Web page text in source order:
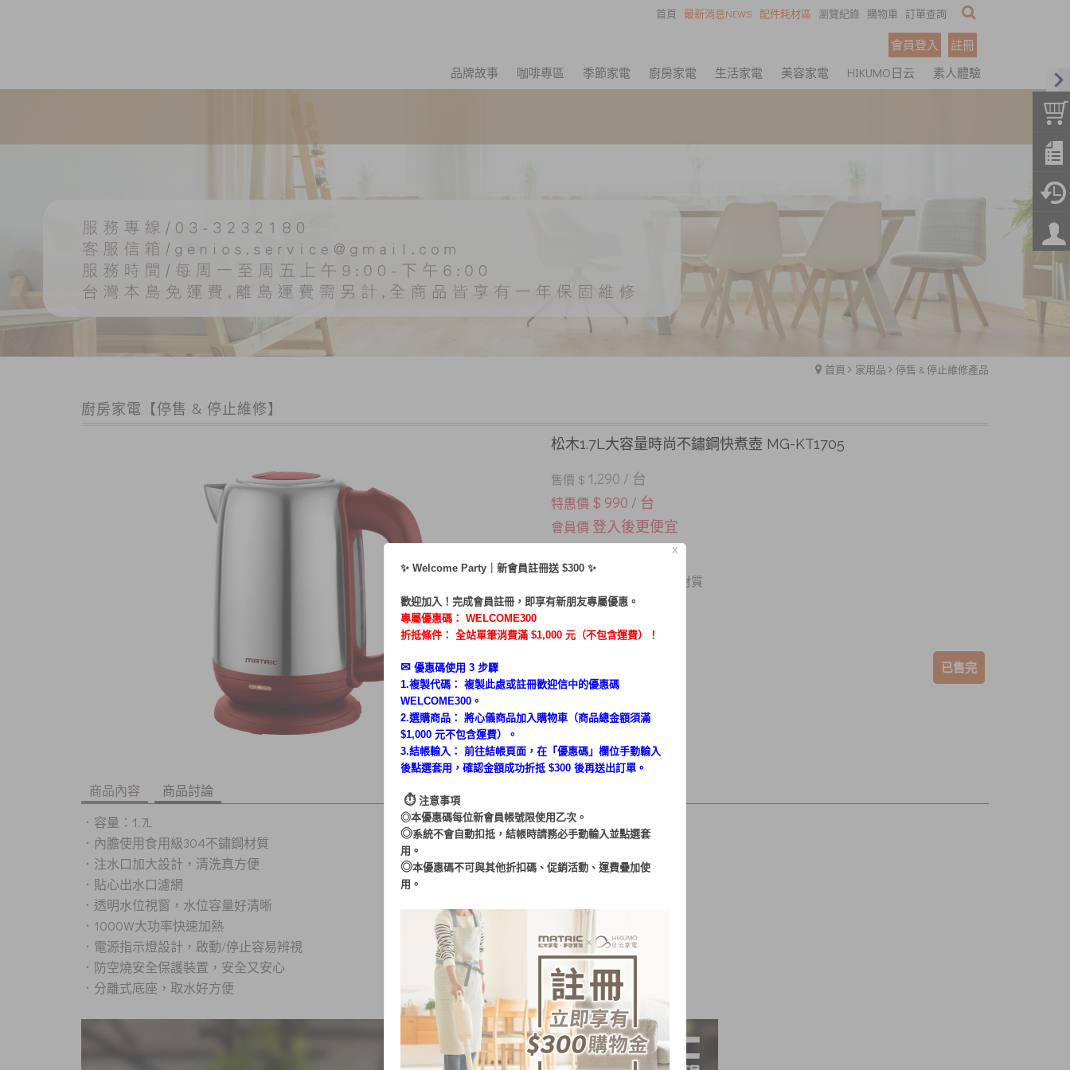
首頁 最新消息NEWS 配件耗材區 瀏覽紀錄 購物車 訂單查詢
會員登入
註冊
品牌故事
咖啡專區 季節家電 廚房家電 生活家電 美容家電 HIKUMO日云 素人體驗
首頁 家用品 停售 & 停止維修產品
廚房家電【停售 & 停止維修】
松木1.7L大容量時尚不鏽鋼快煮壺 MG-KT1705
售價 $ 1,290 / 台
特惠價 $ 990 / 台
會員價 登入後更便宜
．1.7L大容量
．內膽食用級304不鏽鋼材質
．注水口加大設計
已售完
商品內容
商品討論
． 容量：1.7L
．內膽使用食用級304不鏽鋼材質
．注水口加大設計，清洗真方便
．貼心出水口濾網
．透明水位視窗，水位容量好清晰
．1000W大功率快速加熱
．電源指示燈設計，啟動/停止容易辨視
．防空燒安全保護裝置，安全又安心
．分離式底座，取水好方便
X
✨ Welcome Party｜新會員註冊送 $300 ✨
歡迎加入！完成會員註冊，即享有新朋友專屬優惠。
專屬優惠碼： WELCOME300
折抵條件： 全站單筆消費滿 $1,000 元（不包含運費）！
✉︎ 優惠碼使用 3 步驟
1.複製代碼： 複製此處或註冊歡迎信中的優惠碼
WELCOME300。
2.選購商品： 將心儀商品加入購物車（商品總金額須滿
$1,000 元不包含運費）。
3.結帳輸入： 前往結帳頁面，在「 優惠碼 」欄位手動輸入
後點選套用，確認金額成功折抵 $300 後再送出訂單。
⏱︎ 注意事項
◎本優惠碼每位新會員帳號限使用乙次。
◎系統不會自動扣抵，結帳時請務必手動輸入並點選套
用。
◎本優惠碼不可與其他折扣碼、促銷活動、運費疊加使
用。